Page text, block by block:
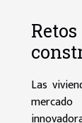
Las